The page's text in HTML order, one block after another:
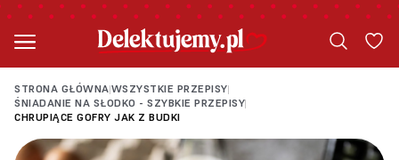
STRONA GŁÓWNA|WSZYSTKIE PRZEPISY|
ŚNIADANIE NA SŁODKO - SZYBKIE PRZEPISY|
CHRUPIĄCE GOFRY JAK Z BUDKI